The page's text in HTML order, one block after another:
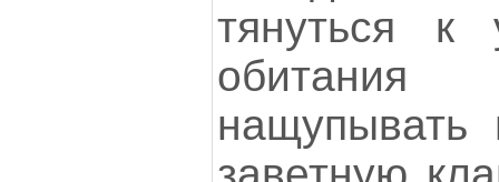
тянуться к
нащупывать